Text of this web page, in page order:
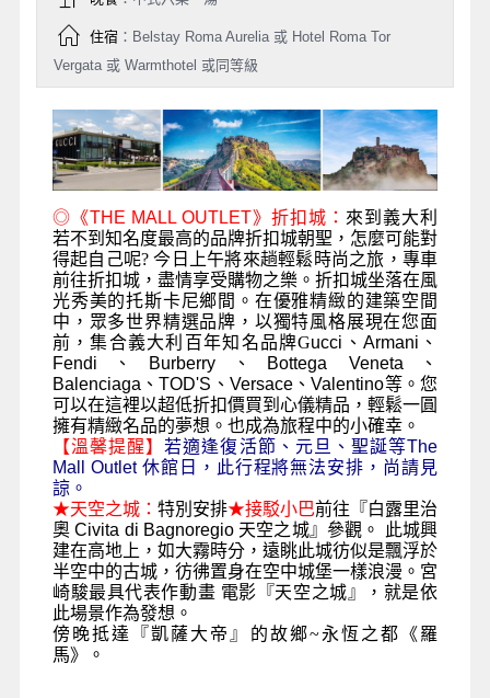
住宿：Belstay Roma Aurelia 或 Hotel Roma Tor
Vergata 或 Warmthotel 或同等級
◎ 《THE MALL OUTLET》折扣城 ： 來到義大利
若不到知名度最高的品牌折扣城朝聖，怎麼可能對
得起自己呢? 今日上午將來趟輕鬆時尚之旅，專車
前往折扣城，盡情享受購物之樂。折扣城坐落在風
光秀美的托斯卡尼鄉間。在優雅精緻的建築空間
中，眾多世界精選品牌，以獨特風格展現在您面
前，集合義大利百年知名品牌Gucci、Armani、
Fendi、Burberry、Bottega Veneta、
Balenciaga、TOD'S、Versace、Valentino等。您
可以在這裡以超低折扣價買到心儀精品，輕鬆一圓
擁有精緻名品的夢想。也成為旅程中的小確幸。
【溫馨提醒】若適逢復活節、元旦、聖誕等The
Mall Outlet 休館日，此行程將無法安排，尚請見
諒。
★天空之城： 特別安排★接駁小巴前往『白露里治
奧Civita di Bagnoregio天空之城』參觀。 此城興
建在高地上，如大霧時分，遠眺此城彷似是飄浮於
半空中的古城，彷彿置身在空中城堡一樣浪漫。宮
崎駿最具代表作動畫 電影『天空之城』，就是依
此場景作為發想。
傍晚抵達『凱薩大帝』的故鄉~永恆之都《羅
馬》。